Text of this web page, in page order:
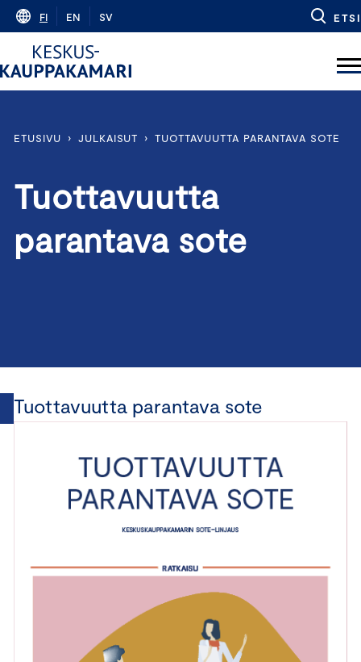
Skip
content
FI EN SV ETSI
ETUSIVU › JULKAISUT › TUOTTAVUUTTA PARANTAVA SOTE
Tuottavuutta
parantava sote
Tuottavuutta parantava sote